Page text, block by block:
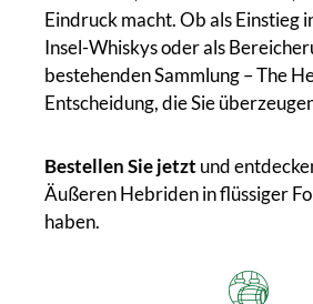
Eindruck macht. Ob als Einstieg
Insel-Whiskys oder als
bestehenden Sammlung – The
Entscheidung, die Sie
Bestellen Sie jetzt und
Äußeren Hebriden in flüssiger
haben.